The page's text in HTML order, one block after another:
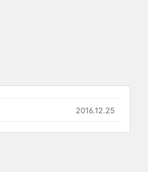
2016.12.25